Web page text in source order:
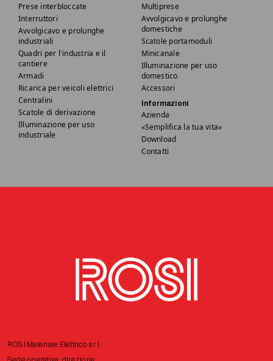
Prese interbloccate
Interruttori
Avvolgicavo e prolunghe
industriali
Quadri per l'industria e il
cantiere
Armadi
Ricarica per veicoli elettrici
Centralini
Scatole di derivazione
Illuminazione per uso
industriale
Multiprese
Avvolgicavo e prolunghe
domestiche
Scatole portamoduli
Minicanale
Illuminazione per uso
domestico
Accessori
Informazioni
Azienda
«Semplifica la tua vita»
Download
Contatti
ROSI Materiale Elettrico s.r.l.